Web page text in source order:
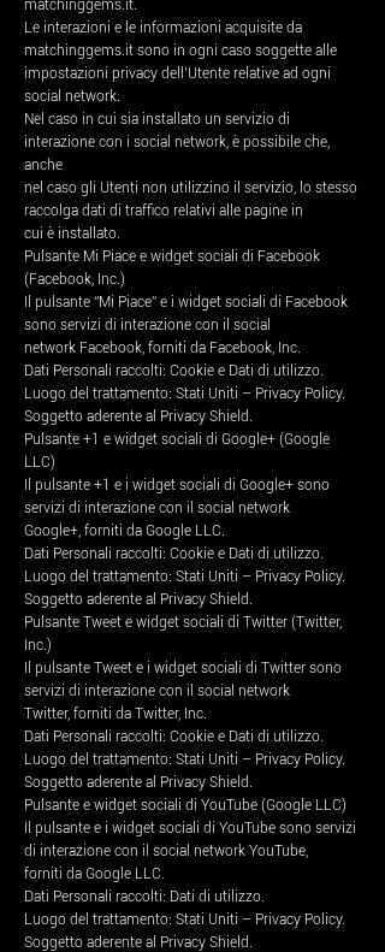
matchinggems.it.
Le interazioni e le informazioni acquisite da
matchinggems.it sono in ogni caso soggette alle
impostazioni privacy dell’Utente relative ad ogni
social network.
Nel caso in cui sia installato un servizio di
interazione con i social network, è possibile che,
anche
nel caso gli Utenti non utilizzino il servizio, lo stesso
raccolga dati di traffico relativi alle pagine in
cui è installato.
Pulsante Mi Piace e widget sociali di Facebook
(Facebook, Inc.)
Il pulsante “Mi Piace” e i widget sociali di Facebook
sono servizi di interazione con il social
network Facebook, forniti da Facebook, Inc.
Dati Personali raccolti: Cookie e Dati di utilizzo.
Luogo del trattamento: Stati Uniti – Privacy Policy.
Soggetto aderente al Privacy Shield.
Pulsante +1 e widget sociali di Google+ (Google
LLC)
Il pulsante +1 e i widget sociali di Google+ sono
servizi di interazione con il social network
Google+, forniti da Google LLC.
Dati Personali raccolti: Cookie e Dati di utilizzo.
Luogo del trattamento: Stati Uniti – Privacy Policy.
Soggetto aderente al Privacy Shield.
Pulsante Tweet e widget sociali di Twitter (Twitter,
Inc.)
Il pulsante Tweet e i widget sociali di Twitter sono
servizi di interazione con il social network
Twitter, forniti da Twitter, Inc.
Dati Personali raccolti: Cookie e Dati di utilizzo.
Luogo del trattamento: Stati Uniti – Privacy Policy.
Soggetto aderente al Privacy Shield.
Pulsante e widget sociali di YouTube (Google LLC)
Il pulsante e i widget sociali di YouTube sono servizi
di interazione con il social network YouTube,
forniti da Google LLC.
Dati Personali raccolti: Dati di utilizzo.
Luogo del trattamento: Stati Uniti – Privacy Policy.
Soggetto aderente al Privacy Shield.